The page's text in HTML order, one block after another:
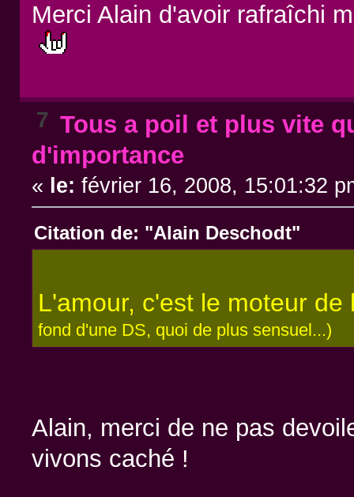
Merci Alain d'avoir rafraîchi
7 Tous a poil et plus vite
d'importance
« le: février 16, 2008, 15:01:32
Citation de: "Alain Deschodt"
L'amour, c'est le moteur
fond d'une DS, quoi de plus sensuel...)
Alain, merci de ne pas
vivons caché !